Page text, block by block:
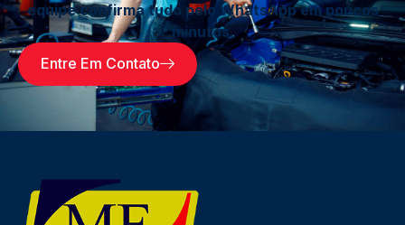
equipe confirma tudo pelo WhatsApp em poucos
minutos.
Entre Em Contato